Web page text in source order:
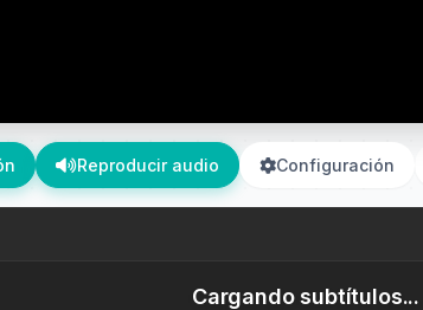
Reproducir audio Configuración
Cargando subtítulos...